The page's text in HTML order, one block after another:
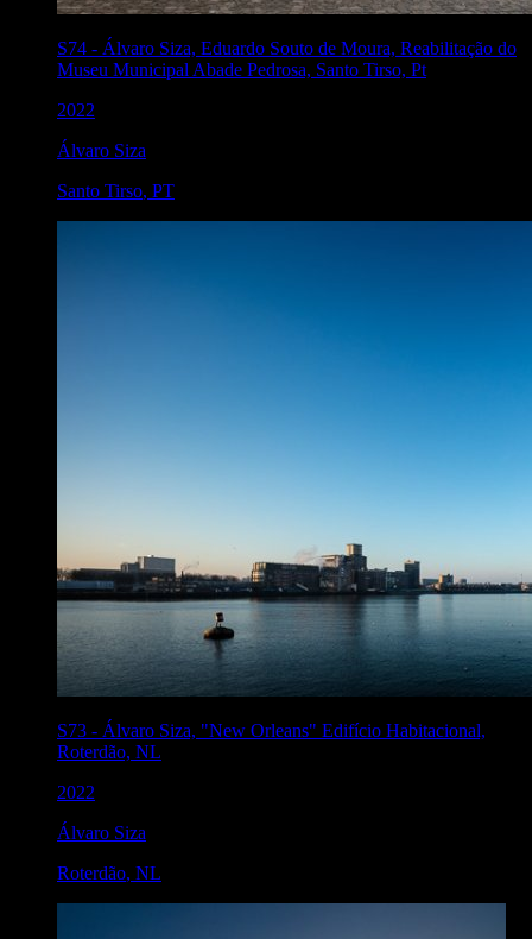
S74 - Álvaro Siza, Eduardo Souto de Moura, Reabilitação do
Museu Municipal Abade Pedrosa, Santo Tirso, Pt
2022
Álvaro Siza
Santo Tirso, PT
S73 - Álvaro Siza, "New Orleans" Edifício Habitacional,
Roterdão, NL
2022
Álvaro Siza
Roterdão, NL